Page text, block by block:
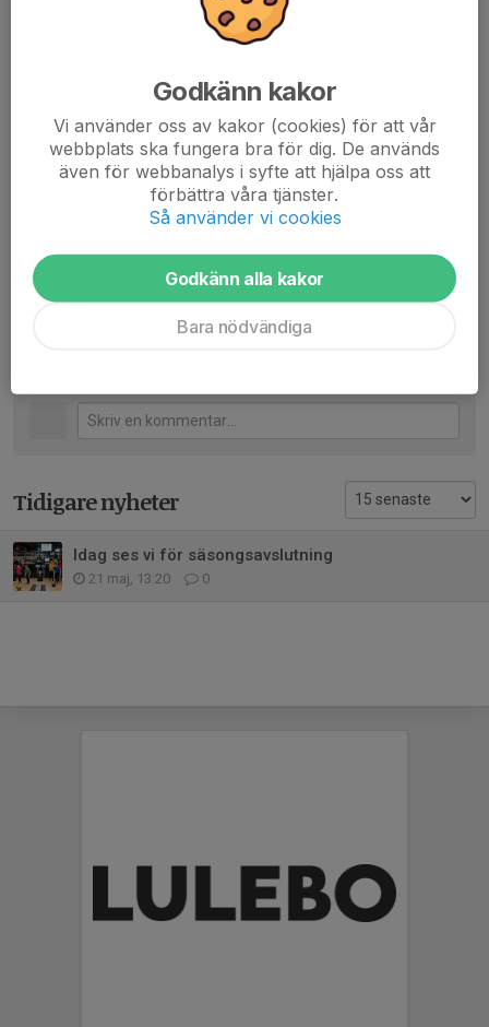
bowlingbanorna och upp för trappen.
ska vara klart till 19:30, se gärna till att alla vuxna och barn
vet vad ni beställt för att underlätta serveringen. Maten
betalar ni sedan i baren.
Vi önskar er varmt välkomna!
Önskar Styrelsen, LAKF
Dela nyhet
Tidigare nyheter
Idag ses vi för säsongsavslutning
21 maj, 13:20 0
Godkänn kakor
Vi använder oss av kakor (cookies) för att vår
webbplats ska fungera bra för dig. De används
även för webbanalys i syfte att hjälpa oss att
förbättra våra tjänster.
Så använder vi cookies
Godkänn alla kakor
Bara nödvändiga